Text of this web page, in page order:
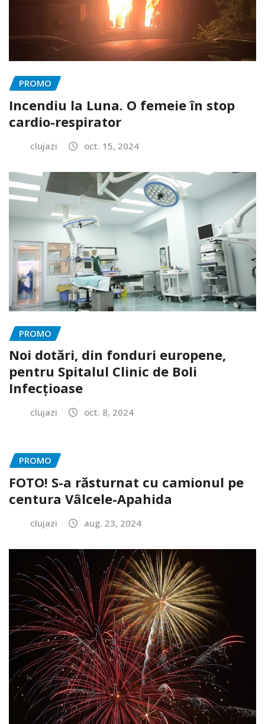
PROMO
Incendiu la Luna. O femeie în stop
cardio-respirator
clujazi oct. 15, 2024
PROMO
Noi dotări, din fonduri europene,
pentru Spitalul Clinic de Boli
Infecțioase
clujazi oct. 8, 2024
PROMO
FOTO! S-a răsturnat cu camionul pe
centura Vâlcele-Apahida
clujazi aug. 23, 2024